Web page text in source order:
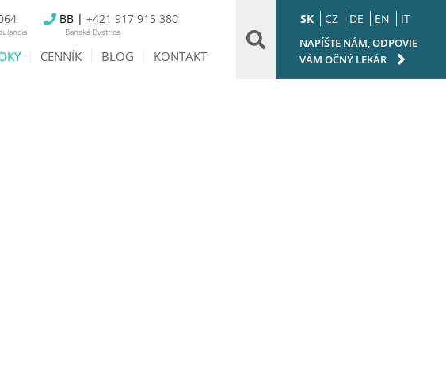
BB | +421 917 915 380
Banská Bystrica
CENNÍK BLOG KONTAKT
NAPÍŠTE NÁM, ODPOVIE
VÁM OČNÝ LEKÁR
SK CZ DE EN IT